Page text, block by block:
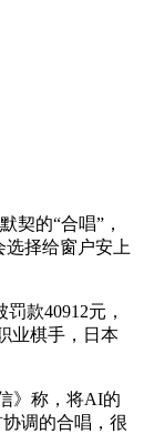
的“合唱”，
选择给窗户安上
款40912元，
业棋手，日本
》称，将AI的
调的合唱，很